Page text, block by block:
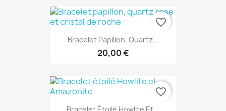
Bracelet Papillon, Quartz...
20,00 €
favorite_border
favorite_border